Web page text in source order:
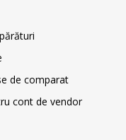
de comparat
cont de vendor